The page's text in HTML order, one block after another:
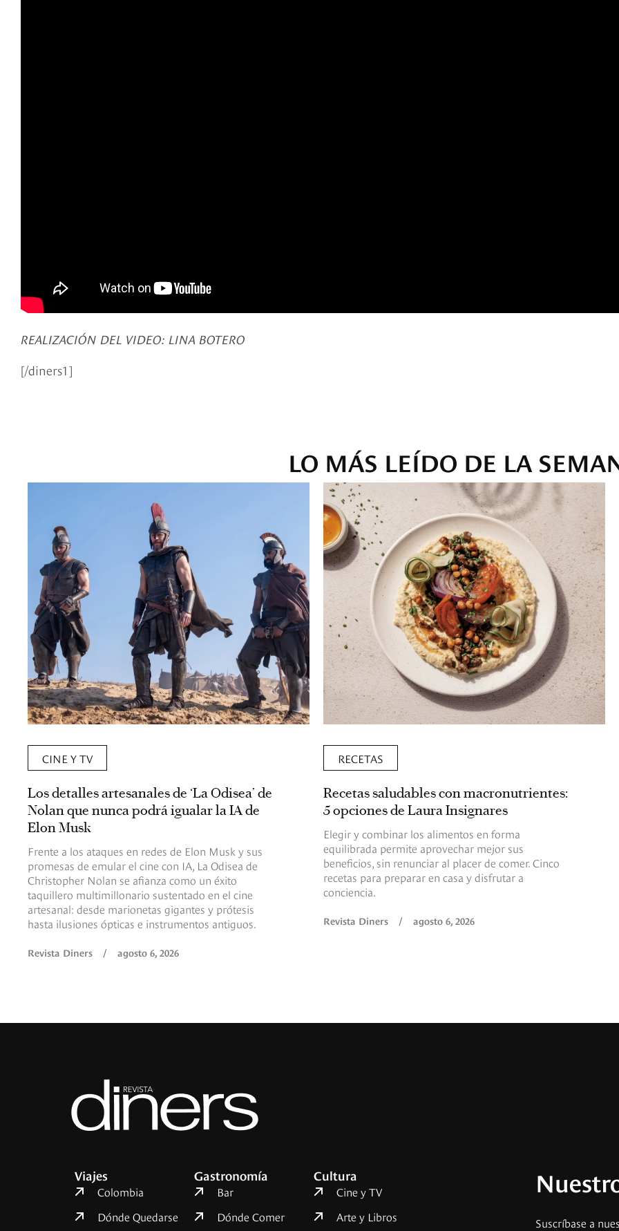
REALIZACIÓN DEL VIDEO: LINA BOTERO
[/diners1]
LO MÁS LEÍDO DE LA
CINE Y TV
Los detalles artesanales de ‘La Odisea’ de
Nolan que nunca podrá igualar la IA de
Elon Musk
Frente a los ataques en redes de Elon Musk y sus
promesas de emular el cine con IA, La Odisea de
Christopher Nolan se afianza como un éxito
taquillero multimillonario sustentado en el cine
artesanal: desde marionetas gigantes y prótesis
hasta ilusiones ópticas e instrumentos antiguos.
Revista Diners / agosto 6, 2026
RECETAS
Recetas saludables con macronutrientes:
5 opciones de Laura Insignares
Elegir y combinar los alimentos en forma
equilibrada permite aprovechar mejor sus
beneficios, sin renunciar al placer de comer. Cinco
recetas para preparar en casa y disfrutar a
conciencia.
Revista Diners / agosto 6, 2026
Viajes
Colombia
Dónde Quedarse
Gastronomía
Bar
Dónde Comer
Cultura
Cine y TV
Arte y Libros
Suscríbase a